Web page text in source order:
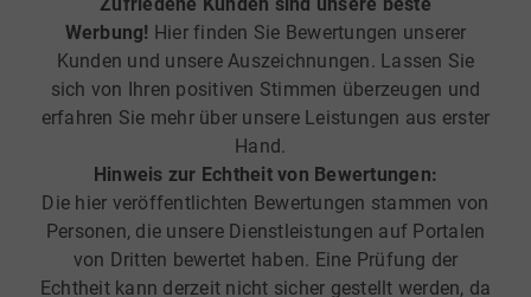
Werbung! Hier finden Sie Bewertungen unserer
Kunden und unsere Auszeichnungen. Lassen Sie
sich von Ihren positiven Stimmen überzeugen und
erfahren Sie mehr über unsere Leistungen aus erster
Hand.
Hinweis zur Echtheit von Bewertungen:
Die hier veröffentlichten Bewertungen stammen von
Personen, die unsere Dienstleistungen auf Portalen
von Dritten bewertet haben. Eine Prüfung der
Echtheit kann derzeit nicht sicher gestellt werden, da